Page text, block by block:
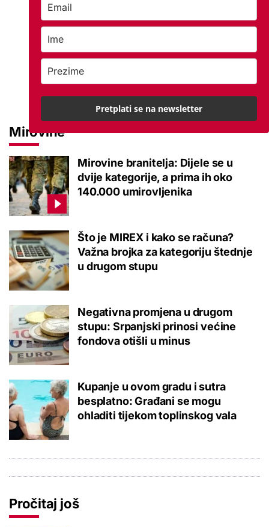
Mirovine
Mirovine branitelja: Dijele se u
dvije kategorije, a prima ih oko
140.000 umirovljenika
Što je MIREX i kako se računa?
Važna brojka za kategoriju štednje
u drugom stupu
Negativna promjena u drugom
stupu: Srpanjski prinosi većine
fondova otišli u minus
Kupanje u ovom gradu i sutra
besplatno: Građani se mogu
ohladiti tijekom toplinskog vala
Pročitaj još
Pretplati se na newsletter